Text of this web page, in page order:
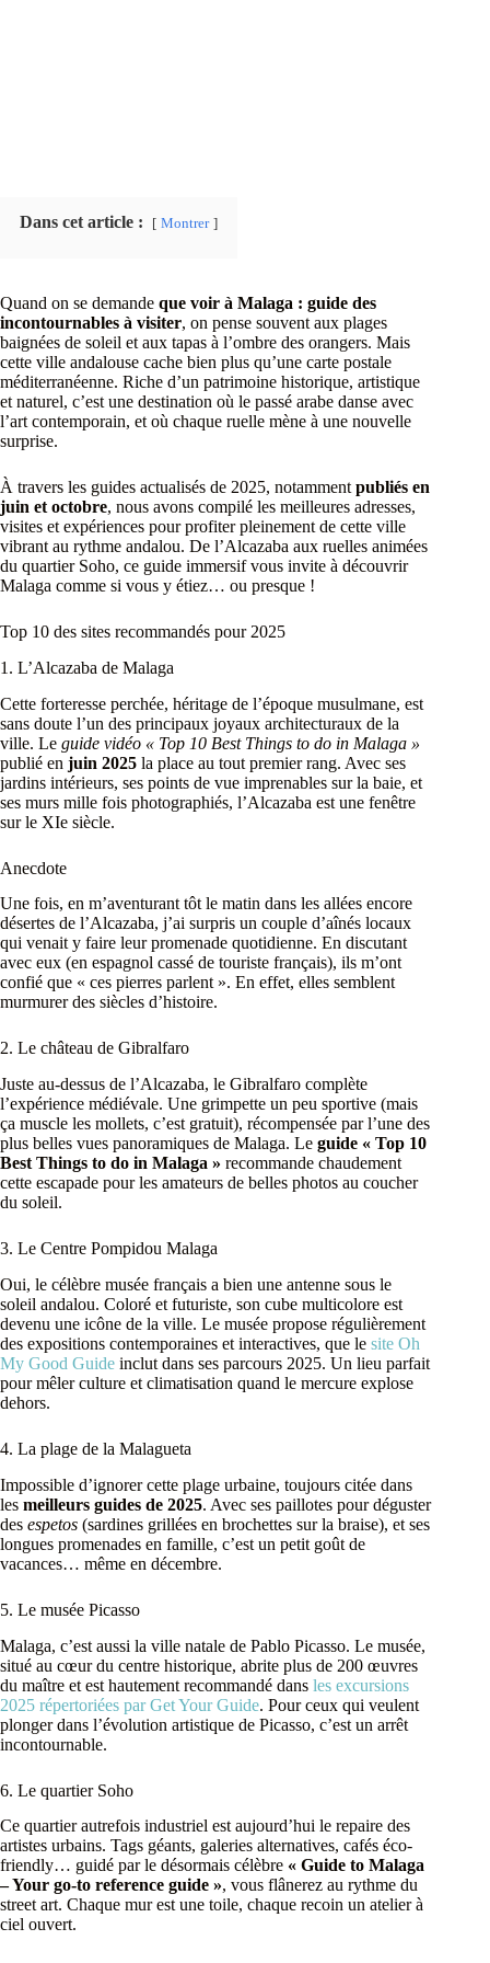
Dans cet article : Montrer
Quand on se demande que voir à Malaga : guide des
incontournables à visiter, on pense souvent aux plages
baignées de soleil et aux tapas à l’ombre des orangers. Mais
cette ville andalouse cache bien plus qu’une carte postale
méditerranéenne. Riche d’un patrimoine historique, artistique
et naturel, c’est une destination où le passé arabe danse avec
l’art contemporain, et où chaque ruelle mène à une nouvelle
surprise.
À travers les guides actualisés de 2025, notamment publiés en
juin et octobre, nous avons compilé les meilleures adresses,
visites et expériences pour profiter pleinement de cette ville
vibrant au rythme andalou. De l’Alcazaba aux ruelles animées
du quartier Soho, ce guide immersif vous invite à découvrir
Malaga comme si vous y étiez… ou presque !
Top 10 des sites recommandés pour 2025
1. L’Alcazaba de Malaga
Cette forteresse perchée, héritage de l’époque musulmane, est
sans doute l’un des principaux joyaux architecturaux de la
ville. Le guide vidéo « Top 10 Best Things to do in Malaga »
publié en juin 2025 la place au tout premier rang. Avec ses
jardins intérieurs, ses points de vue imprenables sur la baie, et
ses murs mille fois photographiés, l’Alcazaba est une fenêtre
sur le XIe siècle.
Anecdote
Une fois, en m’aventurant tôt le matin dans les allées encore
désertes de l’Alcazaba, j’ai surpris un couple d’aînés locaux
qui venait y faire leur promenade quotidienne. En discutant
avec eux (en espagnol cassé de touriste français), ils m’ont
confié que « ces pierres parlent ». En effet, elles semblent
murmurer des siècles d’histoire.
2. Le château de Gibralfaro
Juste au-dessus de l’Alcazaba, le Gibralfaro complète
l’expérience médiévale. Une grimpette un peu sportive (mais
ça muscle les mollets, c’est gratuit), récompensée par l’une des
plus belles vues panoramiques de Malaga. Le guide « Top 10
Best Things to do in Malaga » recommande chaudement
cette escapade pour les amateurs de belles photos au coucher
du soleil.
3. Le Centre Pompidou Malaga
Oui, le célèbre musée français a bien une antenne sous le
soleil andalou. Coloré et futuriste, son cube multicolore est
devenu une icône de la ville. Le musée propose régulièrement
des expositions contemporaines et interactives, que le site Oh
My Good Guide inclut dans ses parcours 2025. Un lieu parfait
pour mêler culture et climatisation quand le mercure explose
dehors.
4. La plage de la Malagueta
Impossible d’ignorer cette plage urbaine, toujours citée dans
les meilleurs guides de 2025. Avec ses paillotes pour déguster
des espetos (sardines grillées en brochettes sur la braise), et ses
longues promenades en famille, c’est un petit goût de
vacances… même en décembre.
5. Le musée Picasso
Malaga, c’est aussi la ville natale de Pablo Picasso. Le musée,
situé au cœur du centre historique, abrite plus de 200 œuvres
du maître et est hautement recommandé dans les excursions
2025 répertoriées par Get Your Guide. Pour ceux qui veulent
plonger dans l’évolution artistique de Picasso, c’est un arrêt
incontournable.
6. Le quartier Soho
Ce quartier autrefois industriel est aujourd’hui le repaire des
artistes urbains. Tags géants, galeries alternatives, cafés éco-
friendly… guidé par le désormais célèbre « Guide to Malaga
– Your go-to reference guide », vous flânerez au rythme du
street art. Chaque mur est une toile, chaque recoin un atelier à
ciel ouvert.